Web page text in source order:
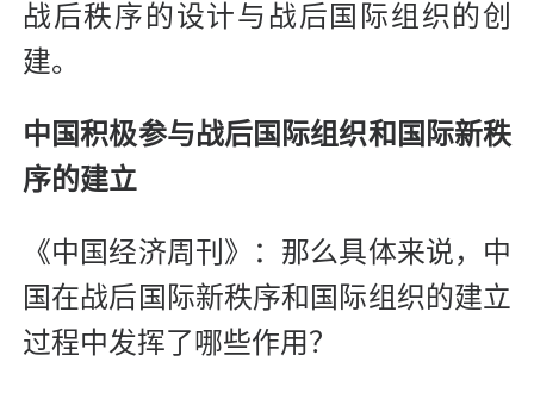
战后秩序的设计与战后国际组织的创
建。
中国积极参与战后国际组织和国际新秩
序的建立
《中国经济周刊》：那么具体来说，中
国在战后国际新秩序和国际组织的建立
过程中发挥了哪些作用？